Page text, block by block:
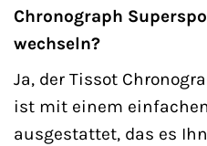
Chronograph
wechseln?
Ja, der Tissot
ist mit einem
ausgestattet, das es